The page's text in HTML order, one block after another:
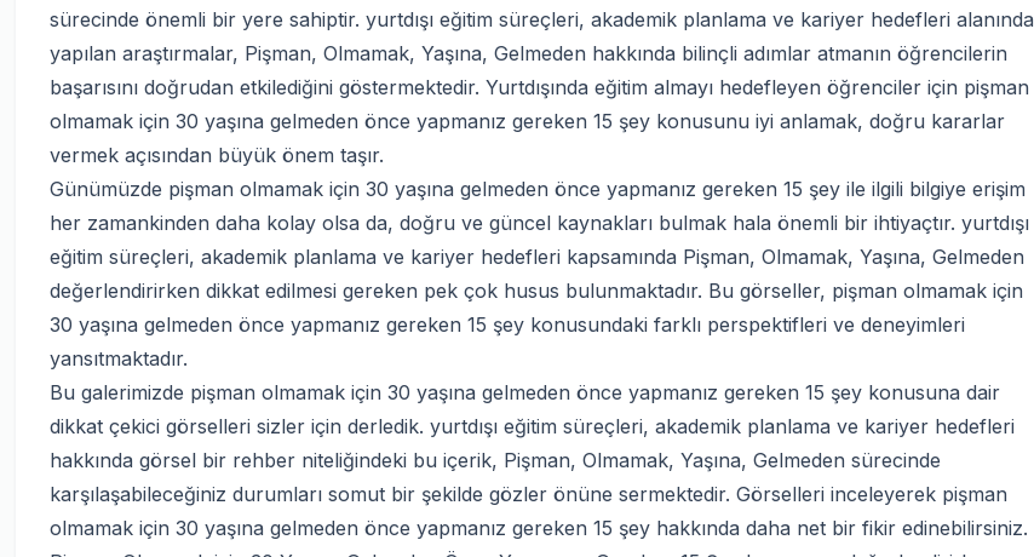
sürecinde önemli bir yere sahiptir. yurtdışı eğitim süreçleri, akademik planlama ve kariyer hedefleri alanında
yapılan araştırmalar, Pişman, Olmamak, Yaşına, Gelmeden hakkında bilinçli adımlar atmanın öğrencilerin
başarısını doğrudan etkilediğini göstermektedir. Yurtdışında eğitim almayı hedefleyen öğrenciler için pişman
olmamak için 30 yaşına gelmeden önce yapmanız gereken 15 şey konusunu iyi anlamak, doğru kararlar
vermek açısından büyük önem taşır.
Günümüzde pişman olmamak için 30 yaşına gelmeden önce yapmanız gereken 15 şey ile ilgili bilgiye erişim
her zamankinden daha kolay olsa da, doğru ve güncel kaynakları bulmak hala önemli bir ihtiyaçtır. yurtdışı
eğitim süreçleri, akademik planlama ve kariyer hedefleri kapsamında Pişman, Olmamak, Yaşına, Gelmeden
değerlendirirken dikkat edilmesi gereken pek çok husus bulunmaktadır. Bu görseller, pişman olmamak için
30 yaşına gelmeden önce yapmanız gereken 15 şey konusundaki farklı perspektifleri ve deneyimleri
yansıtmaktadır.
Bu galerimizde pişman olmamak için 30 yaşına gelmeden önce yapmanız gereken 15 şey konusuna dair
dikkat çekici görselleri sizler için derledik. yurtdışı eğitim süreçleri, akademik planlama ve kariyer hedefleri
hakkında görsel bir rehber niteliğindeki bu içerik, Pişman, Olmamak, Yaşına, Gelmeden sürecinde
karşılaşabileceğiniz durumları somut bir şekilde gözler önüne sermektedir. Görselleri inceleyerek pişman
olmamak için 30 yaşına gelmeden önce yapmanız gereken 15 şey hakkında daha net bir fikir edinebilirsiniz.